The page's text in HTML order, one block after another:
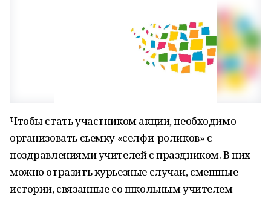
Чтобы стать участником акции, необходимо
организовать сьемку «селфи-роликов» с
поздравлениями учителей с праздником. В них
можно отразить курьезные случаи, смешные
истории, связанные со школьным учителем